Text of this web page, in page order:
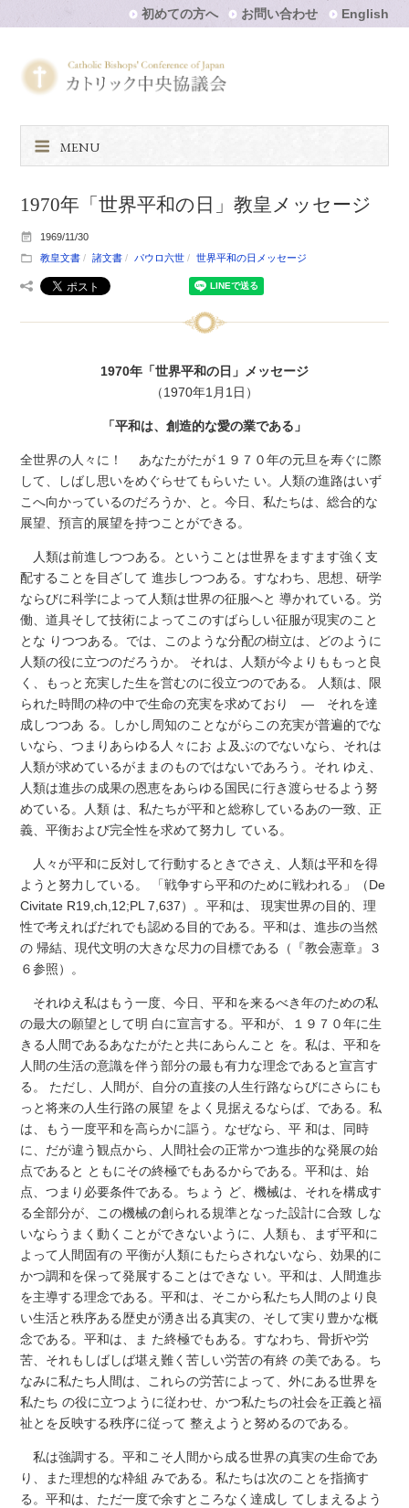
初めての方へ お問い合わせ English
MENU
1970年「世界平和の日」教皇メッセージ
1969/11/30
教皇文書
諸文書 パウロ六世 世界平和の日メッセージ
1970年「世界平和の日」メッセージ
（1970年1月1日）
「平和は、創造的な愛の業である」
全世界の人々に！ あなたがたが１９７０年の元旦を寿ぐに際
して、しばし思いをめぐらせてもらいた い。人類の進路はいず
こへ向かっているのだろうか、と。今日、私たちは、総合的な
展望、預言的展望を持つことができる。
人類は前進しつつある。ということは世界をますます強く支
配することを目ざして 進歩しつつある。すなわち、思想、研学
ならびに科学によって人類は世界の征服へと 導かれている。労
働、道具そして技術によってこのすばらしい征服が現実のこと
とな りつつある。では、このような分配の樹立は、どのように
人類の役に立つのだろうか。 それは、人類が今よりももっと良
く、もっと充実した生を営むのに役立つのである。 人類は、限
られた時間の枠の中で生命の充実を求めており ― それを達
成しつつあ る。しかし周知のことながらこの充実が普遍的でな
いなら、つまりあらゆる人々にお よ及ぶのでないなら、それは
人類が求めているがままのものではないであろう。それ ゆえ、
人類は進歩の成果の恩恵をあらゆる国民に行き渡らせるよう努
めている。人類 は、私たちが平和と総称しているあの一致、正
義、平衡および完全性を求めて努力し ている。
人々が平和に反対して行動するときでさえ、人類は平和を得
ようと努力している。 「戦争すら平和のために戦われる」（De
Civitate R19,ch,12;PL 7,637）。平和は、 現実世界の目的、理
性で考えればだれでも認める目的である。平和は、進歩の当然
の 帰結、現代文明の大きな尽力の目標である（『教会憲章』３
６参照）。
それゆえ私はもう一度、今日、平和を来るべき年のための私
の最大の願望として明 白に宣言する。平和が、１９７０年に生
きる人間であるあなたがたと共にあらんこと を。私は、平和を
人間の生活の意識を伴う部分の最も有力な理念であると宣言す
る。 ただし、人間が、自分の直接の人生行路ならびにさらにも
っと将来の人生行路の展望 をよく見据えるならば、である。私
は、もう一度平和を高らかに謳う。なぜなら、平 和は、同時
に、だが違う観点から、人間社会の正常かつ進歩的な発展の始
点であると ともにその終極でもあるからである。平和は、始
点、つまり必要条件である。ちょう ど、機械は、それを構成す
る全部分が、この機械の創られる規準となった設計に合致 しな
いならうまく動くことができないように、人類も、まず平和に
よって人間固有の 平衡が人類にもたらされないなら、効果的に
かつ調和を保って発展することはできな い。平和は、人間進歩
を主導する理念である。平和は、そこから私たち人間のより良
い生活と秩序ある歴史が湧き出る真実の、そして実り豊かな概
念である。平和は、ま た終極でもある。すなわち、骨折や労
苦、それもしばしば堪え難く苦しい労苦の有終 の美である。ち
なみに私たち人間は、これらの労苦によって、外にある世界を
私たち の役に立つように従わせ、かつ私たちの社会を正義と福
祉とを反映する秩序に従って 整えようと努めるのである。
私は強調する。平和こそ人間から成る世界の真実の生命であ
り、また理想的な枠組 みである。私たちは次のことを指摘す
る。平和は、ただ一度で余すところなく達成し てしまえるよう